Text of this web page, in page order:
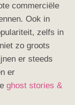
commerciële
Ook in
zelfs in
zo groots
er steeds
er
ghost stories &